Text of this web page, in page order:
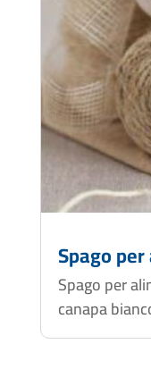
Spago
Spago per
canapa